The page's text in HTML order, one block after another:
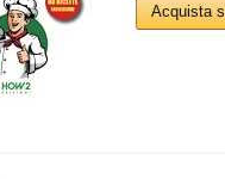
Acquista